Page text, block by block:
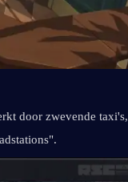
door zwevende taxi's,